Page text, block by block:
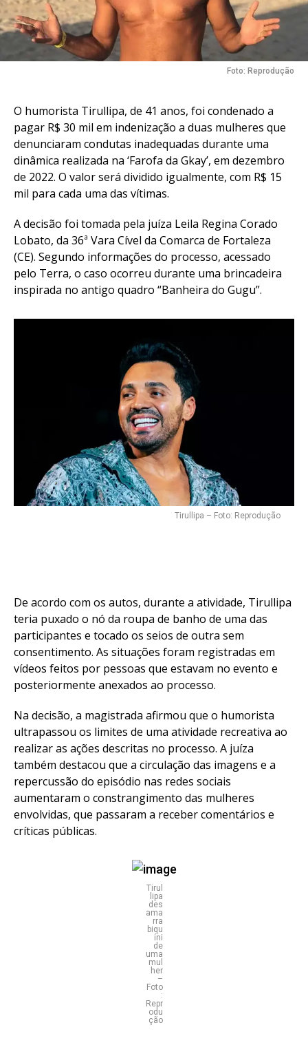
Foto: Reprodução
O humorista Tirullipa, de 41 anos, foi condenado a
pagar R$ 30 mil em indenização a duas mulheres que
denunciaram condutas inadequadas durante uma
dinâmica realizada na ‘Farofa da Gkay’, em dezembro
de 2022. O valor será dividido igualmente, com R$ 15
mil para cada uma das vítimas.
A decisão foi tomada pela juíza Leila Regina Corado
Lobato, da 36ª Vara Cível da Comarca de Fortaleza
(CE). Segundo informações do processo, acessado
pelo Terra, o caso ocorreu durante uma brincadeira
inspirada no antigo quadro “Banheira do Gugu”.
Tirullipa – Foto: Reprodução
De acordo com os autos, durante a atividade, Tirullipa
teria puxado o nó da roupa de banho de uma das
participantes e tocado os seios de outra sem
consentimento. As situações foram registradas em
vídeos feitos por pessoas que estavam no evento e
posteriormente anexados ao processo.
Na decisão, a magistrada afirmou que o humorista
ultrapassou os limites de uma atividade recreativa ao
realizar as ações descritas no processo. A juíza
também destacou que a circulação das imagens e a
repercussão do episódio nas redes sociais
aumentaram o constrangimento das mulheres
envolvidas, que passaram a receber comentários e
críticas públicas.
Tirul
lipa
des
ama
rra
biqu
íni
de
uma
mul
her
–
Foto
:
Repr
odu
ção